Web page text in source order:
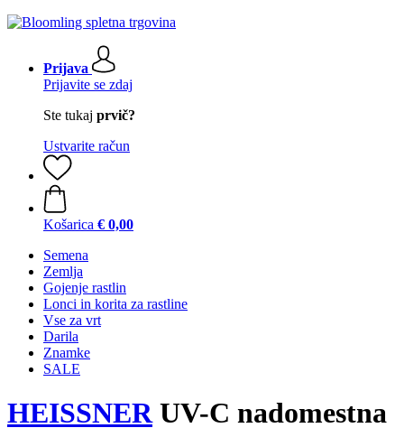
Prijava
Prijavite se zdaj
Ste tukaj prvič?
Ustvarite račun
Košarica € 0,00
Semena
Zemlja
Gojenje rastlin
Lonci in korita za rastline
Vse za vrt
Darila
Znamke
SALE
HEISSNERUV-C nadomestna